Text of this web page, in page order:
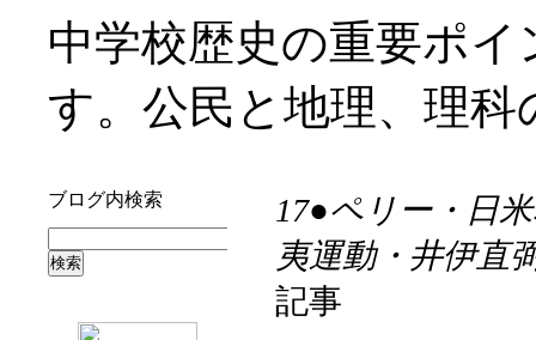
中学校歴史の重要ポ
す。公民と地理、理
17●ペリー・日
夷運動・井伊直
記事
ブログ内検索